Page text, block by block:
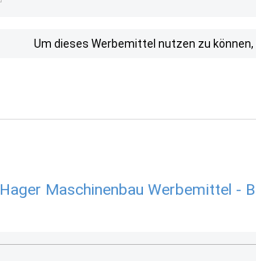
Um dieses Werbemittel nutzen zu
Hager Maschinenbau Werbemittel -